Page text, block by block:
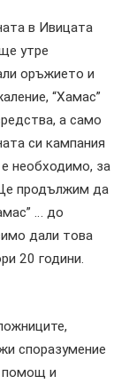
в Ивицата
утре
оръжието и
“Хамас”
а само
си кампания
необходимо, за
продължим да
… до
дали това
20 години.
споразумение
помощ и